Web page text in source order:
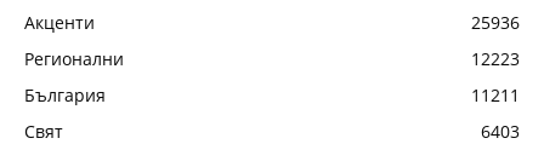
Акценти
25936
Регионални
12223
България
11211
Свят
6403